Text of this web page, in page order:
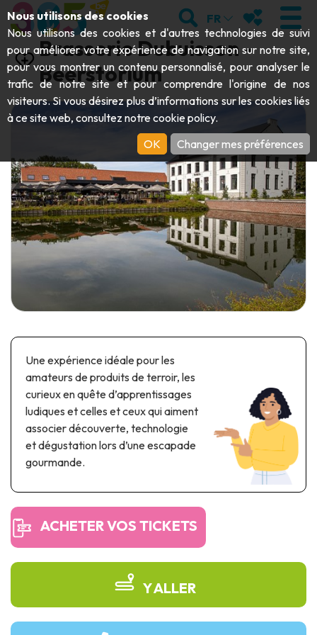
VISITER
Abbayes & monuments religieux
Archéologie
Art
Artisanat & savoir-faire
Châteaux, citadelles & beffrois
Histoire
Patrimoine automobile & ferroviaire
Patrimoine industriel & ouvrage d'art
Produits de terroir
UNESCO
EXPLORER
Grottes
Jardins, parcs & sites naturels
Parcs animaliers, zoologiques & aquariums
BOUGER
Bateaux touristiques & croisières
Draisines & trains touristiques
Kayaks
Parcs récréatifs, nautiques & aquatiques
ÉVÉNEMENTS
LE TOP DES ACTIVITÉS POUR CET
ÉTÉ
TÉLÉCHARGER LE GUIDE
Aller au contenu principal; RECHERCHER
FR MES FAVORIS
Brasserie Dubuisson -
Beerstorium
Une expérience idéale pour les
amateurs de produits de terroir, les
curieux en quête d’apprentissages
ludiques et celles et ceux qui aiment
associer découverte, technologie
et dégustation lors d’une escapade
gourmande.
ACHETER VOS TICKETS
Y ALLER
Nous utilisons des cookies
Nous utilisons des cookies et d'autres technologies de suivi
pour améliorer votre expérience de navigation sur notre site,
pour vous montrer un contenu personnalisé, pour analyser le
trafic de notre site et pour comprendre l'origine de nos
visiteurs. Si vous désirez plus d’informations sur les cookies liés
à ce site web, consultez notrecookie policy.
OK
Changer mes préférences